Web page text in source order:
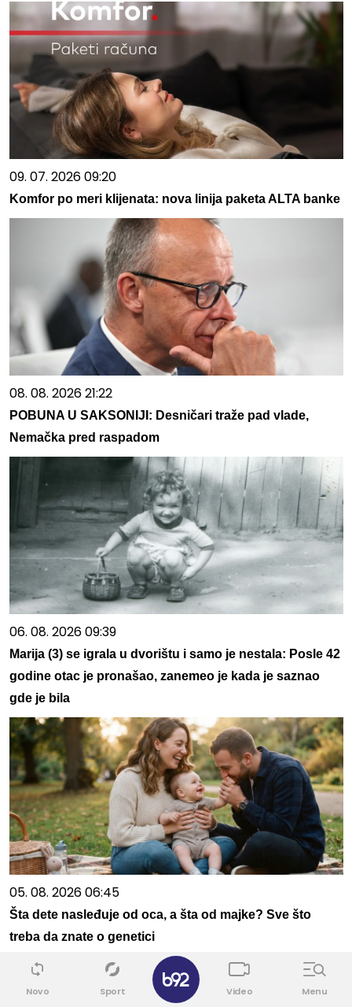
09. 07. 2026 09:20
Komfor po meri klijenata: nova linija paketa ALTA banke
08. 08. 2026 21:22
POBUNA U SAKSONIJI: Desničari traže pad vlade,
Nemačka pred raspadom
06. 08. 2026 09:39
Marija (3) se igrala u dvorištu i samo je nestala: Posle 42
godine otac je pronašao, zanemeo je kada je saznao
gde je bila
05. 08. 2026 06:45
Šta dete nasleđuje od oca, a šta od majke? Sve što
treba da znate o genetici
Novo Sport Video Menu